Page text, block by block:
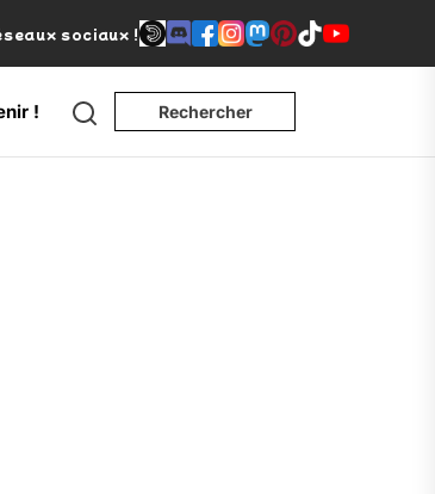
sociaux !
! Search Rechercher